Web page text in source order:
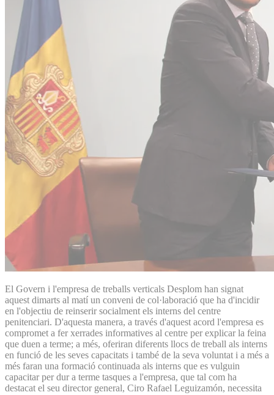
El Govern i l'empresa de treballs verticals Desplom han signat
aquest dimarts al matí un conveni de col·laboració que ha d'incidir
en l'objectiu de reinserir socialment els interns del centre
penitenciari. D'aquesta manera, a través d'aquest acord l'empresa es
compromet a fer xerrades informatives al centre per explicar la feina
que duen a terme; a més, oferiran diferents llocs de treball als interns
en funció de les seves capacitats i també de la seva voluntat i a més a
més faran una formació continuada als interns que es vulguin
capacitar per dur a terme tasques a l'empresa, que tal com ha
destacat el seu director general, Ciro Rafael Leguizamón, necessita